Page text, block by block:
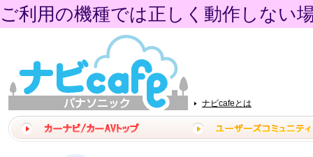
ご利用の機種では正しく動作しない
ナビcafeとは